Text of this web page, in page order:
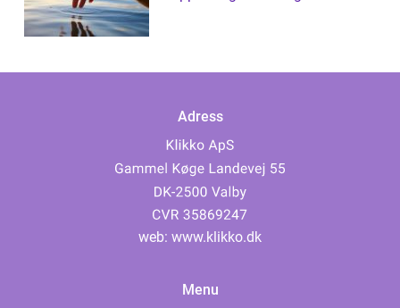
Adress
web: www.klikko.dk
Menu